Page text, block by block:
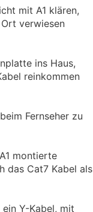
mit A1 klären,
verwiesen
ins Haus,
reinkommen
Fernseher zu
montierte
das Cat7 Kabel als
Y-Kabel, mit